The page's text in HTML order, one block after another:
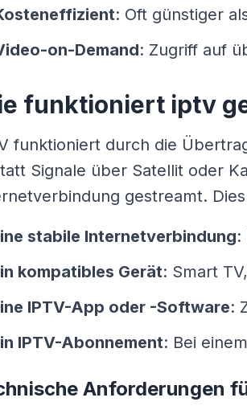
: Oft günstiger
on-Demand: Zugriff auf
funktioniert iptv
funktioniert durch die
Signale über Satellit oder
gestreamt.
stabile Internetverbindung:
kompatibles Gerät: Smart
IPTV-App oder -Software:
IPTV-Abonnement: Bei
Anforderungen